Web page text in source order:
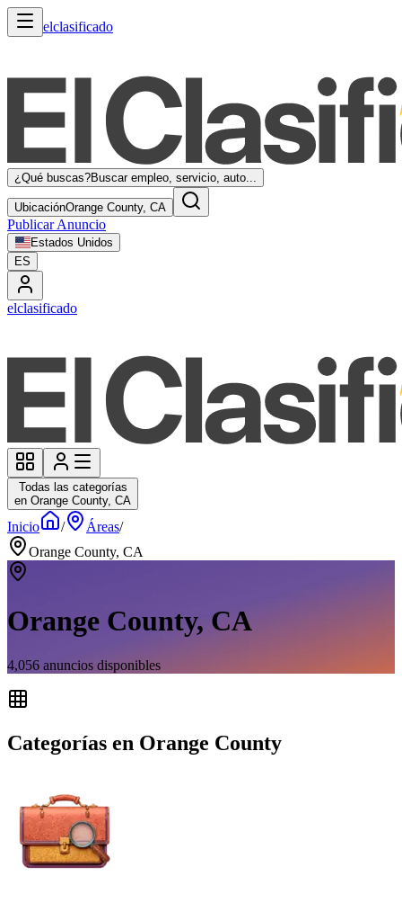
elclasificado
¿Qué buscas?Buscar empleo, servicio, auto...
UbicaciónOrange County, CA
Publicar Anuncio
Estados Unidos
ES
elclasificado
Todas las categorías
en Orange County, CA
Inicio / Áreas/
Orange County, CA
Orange County, CA
4,056 anuncios disponibles
Categorías en Orange County